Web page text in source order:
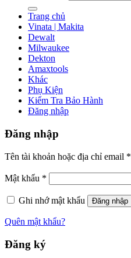
Trang chủ
Vinata | Makita
Dewalt
Milwaukee
Dekton
Amaxtools
Khác
Phụ Kiện
Kiểm Tra Bảo Hành
Đăng nhập
Đăng nhập
Tên tài khoản hoặc địa chỉ email *
Mật khẩu *
Ghi nhớ mật khẩu Đăng nhập
Quên mật khẩu?
Đăng ký